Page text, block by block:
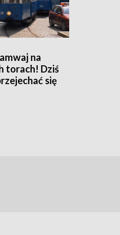
na
torach! Dziś
się